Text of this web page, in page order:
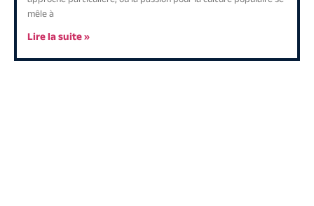
mêle à
Lire la suite »